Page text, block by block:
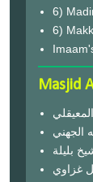
Masjid